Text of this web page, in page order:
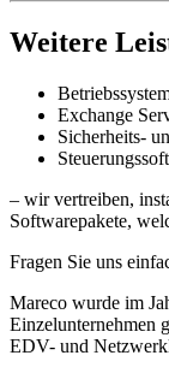
Weitere
Exchange
Sicherheits-
– wir vertreiben,
Softwarepakete,
Fragen Sie uns
Mareco wurde im
Einzelunternehmen
EDV- und